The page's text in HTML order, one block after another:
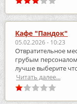
Кафе "Пандок"
05.02.2026 - 10:23
Отвратительное
грубым
лучше выберите
Читать далее...